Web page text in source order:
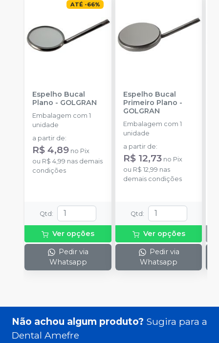
ATÉ -66%
Espelho Bucal
Plano - GOLGRAN
Embalagem com 1
unidade
a partir de:
R$ 4,89 no Pix
ou R$ 4,99 nas demais
condições
Qtd :
Ver opções
Pedir via
Whatsapp
Espelho Bucal
Primeiro Plano -
GOLGRAN
Embalagem com 1
unidade
a partir de:
R$ 12,73 no Pix
ou R$ 12,99 nas
demais condições
Qtd :
Ver opções
Pedir via
Whatsapp
Não achou algum produto? Sugira para a
Dental Amefre